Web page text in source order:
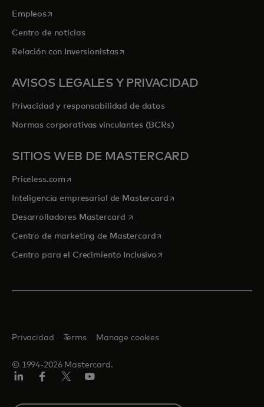
Empleosse abre en una pestaña nueva
Centro de noticias
Relación con Inversionistasse abre en una pestaña nueva
AVISOS LEGALES Y PRIVACIDAD
Privacidad y responsabilidad de datos
Normas corporativas vinculantes (BCRs)
SITIOS WEB DE MASTERCARD
Priceless.com se abre en una pestaña nueva
Inteligencia empresarial de Mastercardse abre en una pestaña
Desarrolladores Mastercard se abre en una pestaña nueva
Centro de marketing de Mastercardse abre en una pestaña
Centro para el Crecimiento Inclusivose abre en una pestaña
© 1994-2026 Mastercard.
Privacidad Terms Manage cookies